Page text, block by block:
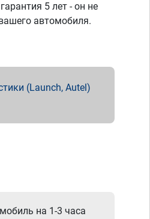
5 лет - он не
автомобиля.
(Launch, Autel)
на 1-3 часа